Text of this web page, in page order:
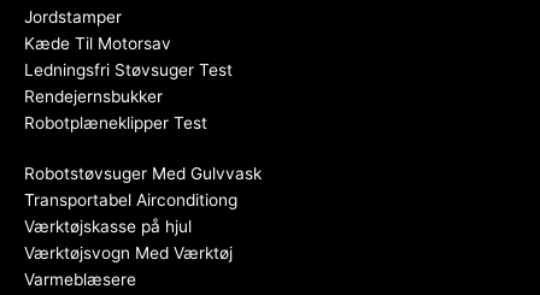
Jordstamper
Kæde Til Motorsav
Ledningsfri Støvsuger Test
Rendejernsbukker
Robotplæneklipper Test
Robotstøvsuger Med Gulvvask
Transportabel Airconditiong
Værktøjskasse på hjul
Værktøjsvogn Med Værktøj
Varmeblæsere